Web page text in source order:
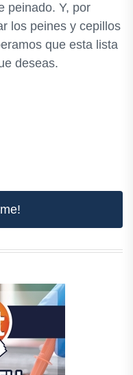
peinado. Y, por
los peines y cepillos
que esta lista
deseas.